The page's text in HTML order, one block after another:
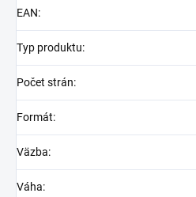
EAN:
Typ produktu:
Počet strán:
Formát:
Väzba:
Váha: